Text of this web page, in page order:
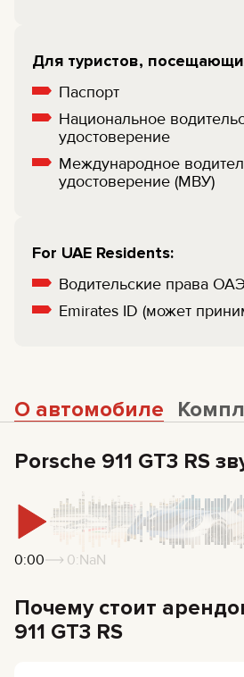
Для туристов,
Паспорт
Национальное
удостоверение
Международное
удостоверение (МВУ)
For UAE Residents:
Водительские права
Emirates ID (может
О автомобиле
Porsche 911 GT3 RS
0:00 0:NaN
Почему стоит
911 GT3 RS